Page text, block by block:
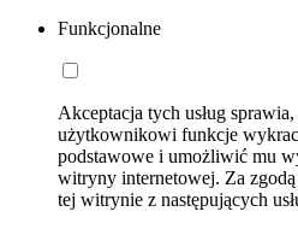
Funkcjonalne
Akceptacja tych usług
użytkownikowi funkcje
podstawowe i umożliwić mu
witryny internetowej. Za
tej witrynie z następujących